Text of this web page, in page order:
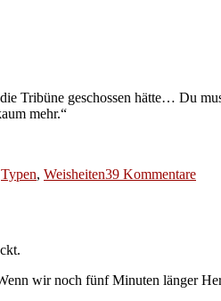
Tribüne geschossen hätte… Du
mehr.“
Typen, Weisheiten39 Kommentarezu
wir noch fünf Minuten länger